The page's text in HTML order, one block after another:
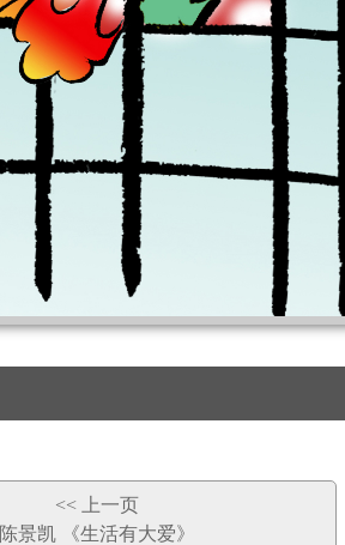
<< 上一页
陈景凯 《生活有大爱》